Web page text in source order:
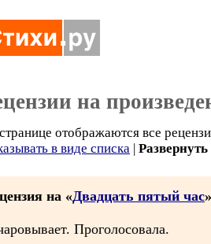
на
отображаются все
в виде списка |
на «Двадцать пятый час
Проголосовала.